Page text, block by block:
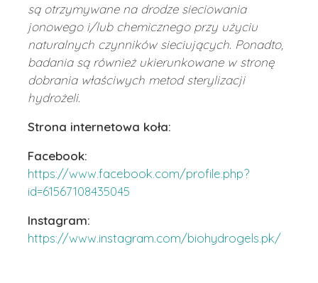
są otrzymywane na drodze sieciowania
jonowego i/lub chemicznego przy użyciu
naturalnych czynników sieciujących. Ponadto,
badania są również ukierunkowane w stronę
dobrania właściwych metod sterylizacji
hydrożeli.
Strona internetowa koła:
Facebook:
https://www.facebook.com/profile.php?
id=61567108435045
Instagram:
https://www.instagram.com/biohydrogels.pk/